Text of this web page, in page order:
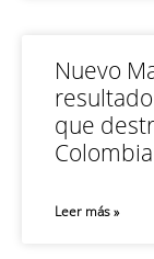
Nuevo
que
Colombia
Leer más »